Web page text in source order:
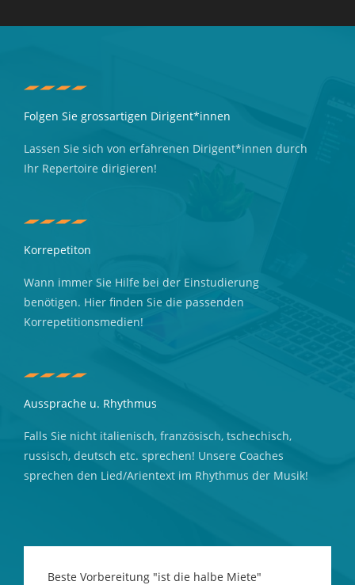
Folgen Sie grossartigen Dirigent*innen
Lassen Sie sich von erfahrenen Dirigent*innen durch
Ihr Repertoire dirigieren!
Korrepetiton
Wann immer Sie Hilfe bei der Einstudierung
benötigen. Hier finden Sie die passenden
Korrepetitionsmedien!
Aussprache u. Rhythmus
Falls Sie nicht italienisch, französisch, tschechisch,
russisch, deutsch etc. sprechen! Unsere Coaches
sprechen den Lied/Arientext im Rhythmus der Musik!
Beste Vorbereitung "ist die halbe Miete"